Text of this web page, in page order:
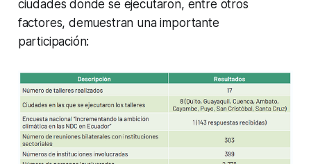
ciudades donde se ejecutaron, entre otros
factores, demuestran una importante
participación: